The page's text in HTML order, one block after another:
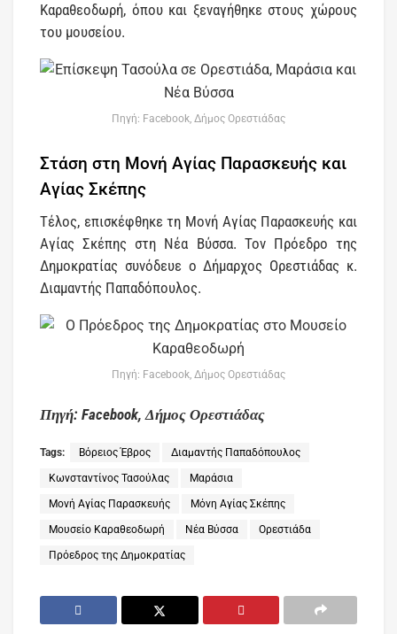
Καραθεοδωρή, όπου και ξεναγήθηκε στους χώρους
του μουσείου.
Πηγή: Facebook, Δήμος Ορεστιάδας
Στάση στη Μονή Αγίας Παρασκευής και
Αγίας Σκέπης
Τέλος, επισκέφθηκε τη Μονή Αγίας Παρασκευής και
Αγίας Σκέπης στη Νέα Βύσσα. Τον Πρόεδρο της
Δημοκρατίας συνόδευε ο Δήμαρχος Ορεστιάδας κ.
Διαμαντής Παπαδόπουλος.
Πηγή: Facebook, Δήμος Ορεστιάδας
Πηγή: Facebook, Δήμος Ορεστιάδας
Tags: Βόρειος Έβρος Διαμαντής Παπαδόπουλος
Κωνσταντίνος Τασούλας Μαράσια
Μονή Αγίας Παρασκευής Μόνη Αγίας Σκέπης
Μουσείο Καραθεοδωρή Νέα Βύσσα Ορεστιάδα
Πρόεδρος της Δημοκρατίας